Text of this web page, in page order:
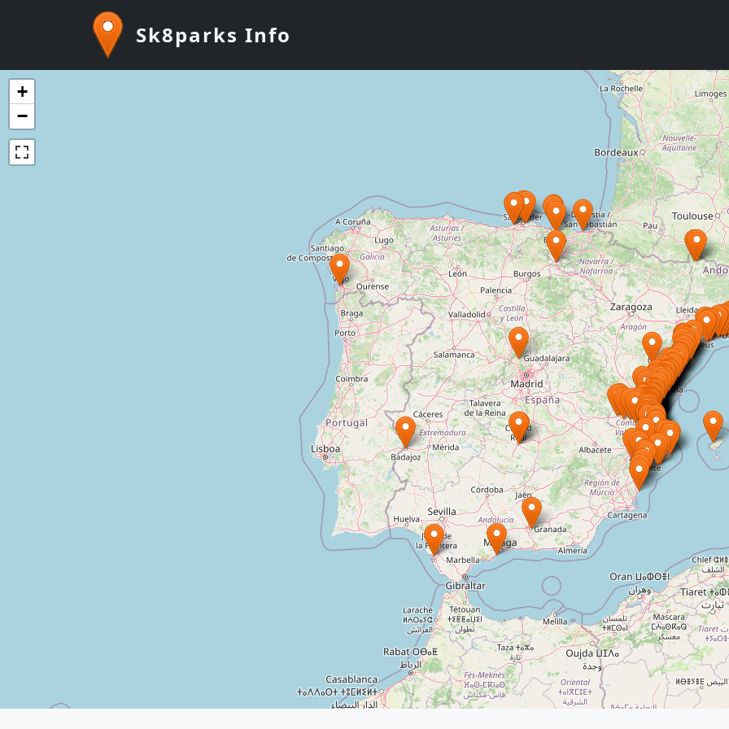
Pasar al contenido principal
Sk8parks Info
+
−